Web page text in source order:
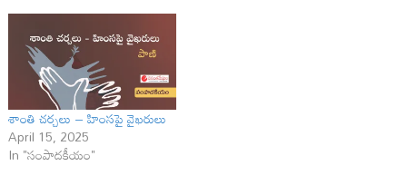
శాంతి చర్చలు – హింసపై వైఖరులు
April 15, 2025
In "సంపాదకీయం"